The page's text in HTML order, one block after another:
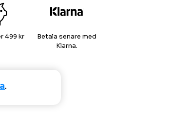
499 kr
Betala senare med
Klarna.
.